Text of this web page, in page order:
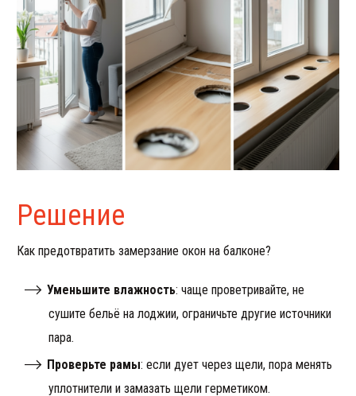
Решение
Как предотвратить замерзание окон на балконе?
Уменьшите влажность: чаще проветривайте, не
сушите бельё на лоджии, ограничьте другие источники
пара.
Проверьте рамы: если дует через щели, пора менять
уплотнители и замазать щели герметиком.